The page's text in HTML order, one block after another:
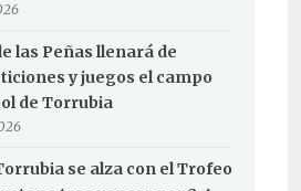
las Peñas llenará de
y juegos el campo
de Torrubia
se alza con el Trofeo